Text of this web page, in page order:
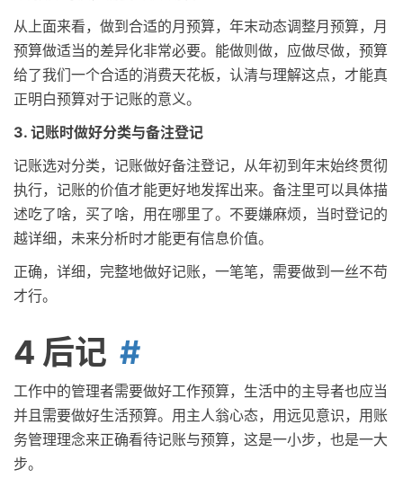
从上面来看，做到合适的月预算，年末动态调整月预算，月
预算做适当的差异化非常必要。能做则做，应做尽做，预算
给了我们一个合适的消费天花板，认清与理解这点，才能真
正明白预算对于记账的意义。
3. 记账时做好分类与备注登记
记账选对分类，记账做好备注登记，从年初到年末始终贯彻
执行，记账的价值才能更好地发挥出来。备注里可以具体描
述吃了啥，买了啥，用在哪里了。不要嫌麻烦，当时登记的
越详细，未来分析时才能更有信息价值。
正确，详细，完整地做好记账，一笔笔，需要做到一丝不苟
才行。
4 后记
工作中的管理者需要做好工作预算，生活中的主导者也应当
并且需要做好生活预算。用主人翁心态，用远见意识，用账
务管理理念来正确看待记账与预算，这是一小步，也是一大
步。